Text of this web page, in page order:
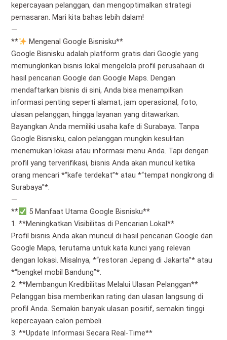
kepercayaan pelanggan, dan mengoptimalkan strategi
pemasaran. Mari kita bahas lebih dalam!
—
**
Mengenal Google Bisnisku**
Google Bisnisku adalah platform gratis dari Google yang
memungkinkan bisnis lokal mengelola profil perusahaan di
hasil pencarian Google dan Google Maps. Dengan
mendaftarkan bisnis di sini, Anda bisa menampilkan
informasi penting seperti alamat, jam operasional, foto,
ulasan pelanggan, hingga layanan yang ditawarkan.
Bayangkan Anda memiliki usaha kafe di Surabaya. Tanpa
Google Bisnisku, calon pelanggan mungkin kesulitan
menemukan lokasi atau informasi menu Anda. Tapi dengan
profil yang terverifikasi, bisnis Anda akan muncul ketika
orang mencari *“kafe terdekat”* atau *“tempat nongkrong di
Surabaya”*.
—
**
5 Manfaat Utama Google Bisnisku**
1. **Meningkatkan Visibilitas di Pencarian Lokal**
Profil bisnis Anda akan muncul di hasil pencarian Google dan
Google Maps, terutama untuk kata kunci yang relevan
dengan lokasi. Misalnya, *“restoran Jepang di Jakarta”* atau
*“bengkel mobil Bandung”*.
2. **Membangun Kredibilitas Melalui Ulasan Pelanggan**
Pelanggan bisa memberikan rating dan ulasan langsung di
profil Anda. Semakin banyak ulasan positif, semakin tinggi
kepercayaan calon pembeli.
3. **Update Informasi Secara Real-Time**